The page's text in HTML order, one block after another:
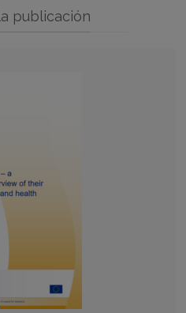
publicación